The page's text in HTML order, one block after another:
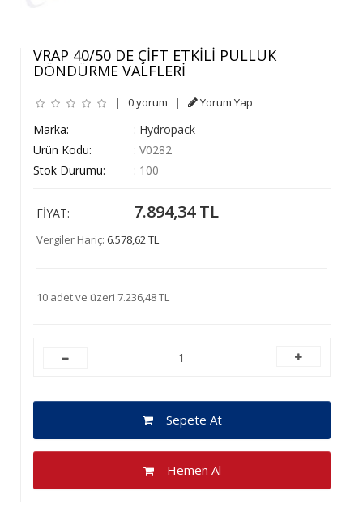
VRAP 40/50 DE ÇİFT ETKİLİ PULLUK
DÖNDÜRME VALFLERİ
| 0 yorum | Yorum Yap
Marka: : Hydropack
Ürün Kodu:
: V0282
Stok Durumu:
: 100
FIYAT: 7.894,34 TL
Vergiler Hariç: 6.578,62 TL
10 adet ve üzeri 7.236,48 TL
Sepete At
Hemen Al